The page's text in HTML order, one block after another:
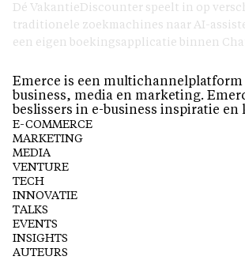
Dé VakantieDiscounter speelt in op
traditionele zoekmachines naar AI-
een eigen boekingsapplicatie binnen
Emerce is een
business, media en marketing.
beslissers in e-business inspiratie en
E-COMMERCE
MARKETING
MEDIA
VENTURE
TECH
INNOVATIE
TALKS
EVENTS
INSIGHTS
AUTEURS